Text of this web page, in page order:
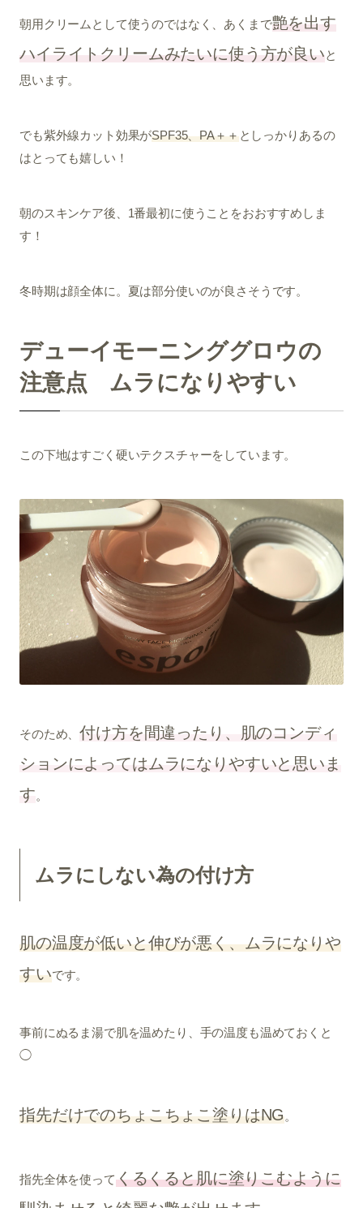
朝用クリームとして使うのではなく、あくまで艶を出す
ハイライトクリームみたいに使う方が良いと
思います。
でも紫外線カット効果がSPF35、PA＋＋としっかりあるの
はとっても嬉しい！
朝のスキンケア後、1番最初に使うことをおおすすめしま
す！
冬時期は顔全体に。夏は部分使いのが良さそうです。
デューイモーニンググロウの
注意点 ムラになりやすい
この下地はすごく硬いテクスチャーをしています。
そのため、付け方を間違ったり、肌のコンディ
ションによってはムラになりやすいと思いま
す。
ムラにしない為の付け方
肌の温度が低いと伸びが悪く、ムラになりや
すいです。
事前にぬるま湯で肌を温めたり、手の温度も温めておくと
◯
指先だけでのちょこちょこ塗りはNG。
指先全体を使ってくるくると肌に塗りこむように